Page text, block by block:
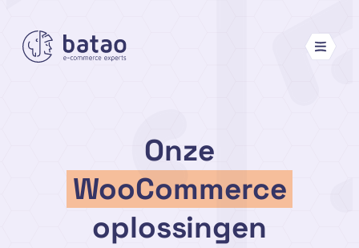
naar
Onze
WooCommerce
oplossingen